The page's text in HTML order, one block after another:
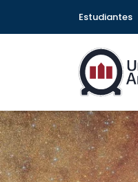
Estudiantes